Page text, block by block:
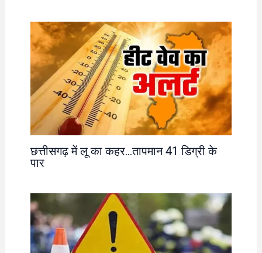
छत्तीसगढ़ में लू का कहर…तापमान 41 डिग्री के
पार